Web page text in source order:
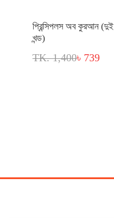
প্রিন্সিপলস অব কুরআন (দুই
খন্ড)
TK. 1,400৳ 739